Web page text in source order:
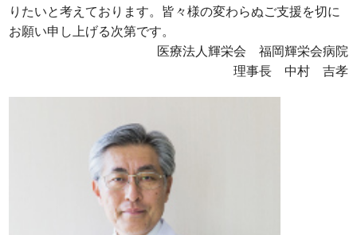
りたいと考えております。皆々様の変わらぬご支援を切に
お願い申し上げる次第です。
医療法人輝栄会 福岡輝栄会病院
理事長 中村 吉孝